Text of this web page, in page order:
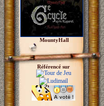
MountyHall
Référencé sur